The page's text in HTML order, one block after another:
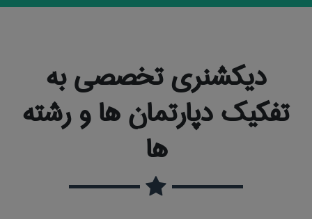
دیکشنری تخصصی به
تفکیک دپارتمان ها و رشته
ها